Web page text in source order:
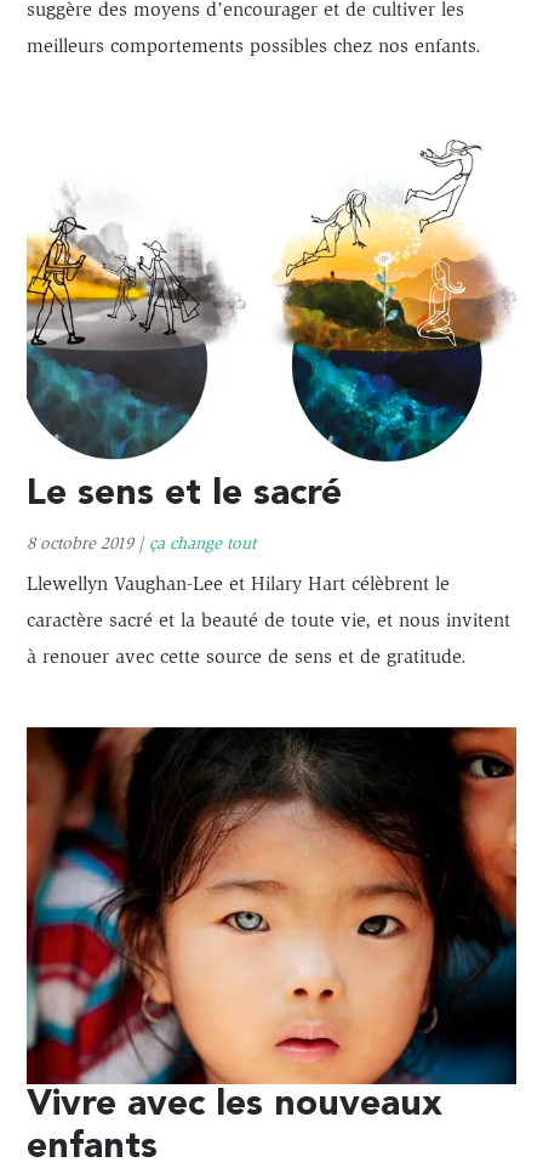
suggère des moyens d’encourager et de cultiver les
meilleurs comportements possibles chez nos enfants.
Le sens et le sacré
8 octobre 2019| ça change tout
Llewellyn Vaughan-Lee et Hilary Hart célèbrent le
caractère sacré et la beauté de toute vie, et nous invitent
à renouer avec cette source de sens et de gratitude.
Vivre avec les nouveaux
enfants